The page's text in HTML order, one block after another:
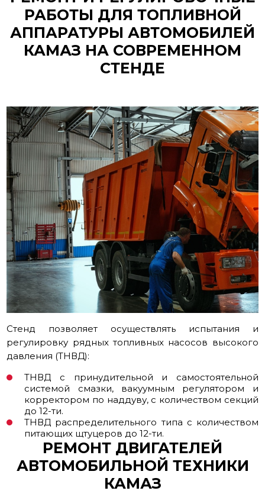
РАБОТЫ ДЛЯ ТОПЛИВНОЙ
АППАРАТУРЫ АВТОМОБИЛЕЙ
КАМАЗ НА СОВРЕМЕННОМ
СТЕНДЕ
Стенд позволяет осуществлять испытания и
регулировку рядных топливных насосов высокого
давления (ТНВД):
ТНВД с принудительной и самостоятельной
системой смазки, вакуумным регулятором и
корректором по наддуву, с количеством секций
до 12-ти.
ТНВД распределительного типа с количеством
питающих щтуцеров до 12-ти.
РЕМОНТ ДВИГАТЕЛЕЙ
АВТОМОБИЛЬНОЙ ТЕХНИКИ
КАМАЗ